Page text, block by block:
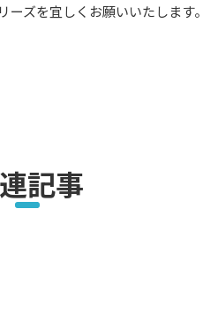
ズを宜しくお願いいたします。
記事